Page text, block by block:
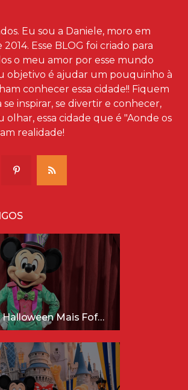
Eu sou a Daniele, moro em
Esse BLOG foi criado para
o meu amor por esse mundo
objetivo é ajudar um pouquinho à
conhecer essa cidade!! Fiquem
inspirar, se divertir e conhecer,
olhar, essa cidade que é "Aonde os
realidade!
A Festa de Halloween Mais Fofa da Disney Está Chegando!